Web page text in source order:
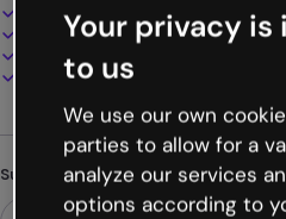
100% anpassbar
Audio, Video und Multimedia
Online präsentieren, teilen oder
Als PDF, MP4 und andere
Suchst du etwas anderes?
Your privacy
to us
We use our own
parties to allow for a
analyze our services
options according to